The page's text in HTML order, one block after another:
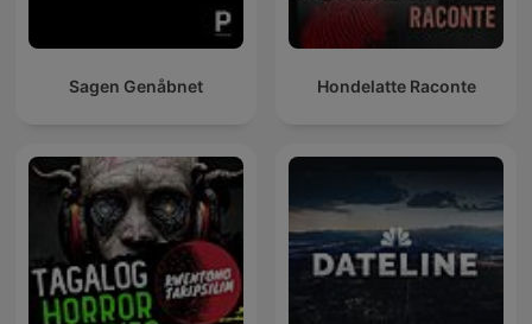
Sagen Genåbnet Hondelatte Raconte